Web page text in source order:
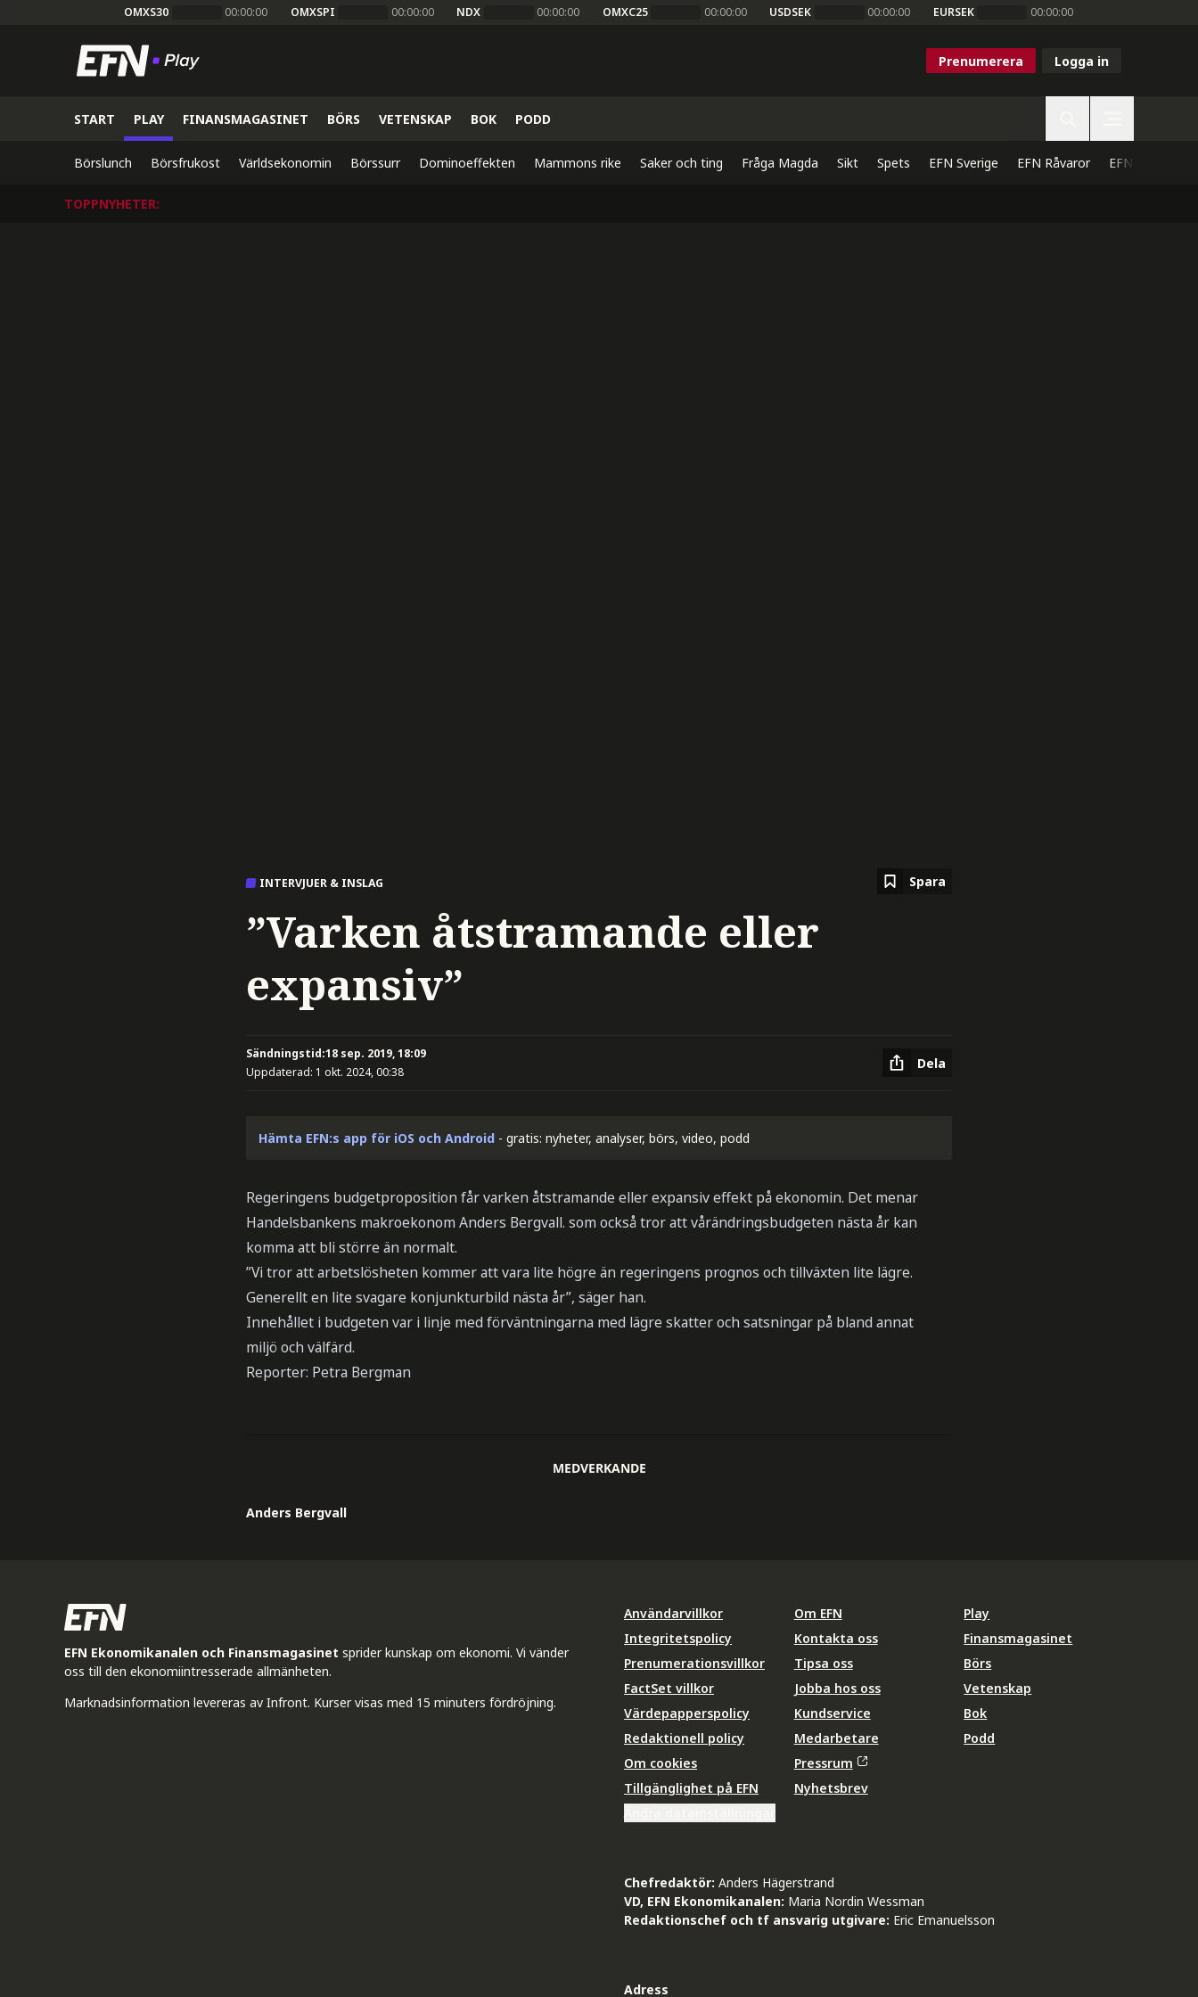
OMXS30 00:00:00 OMXSPI 00:00:00 NDX 00:00:00 OMXC25 00:00:00 USDSEK 00:00:00 EURSEK 00:00:00
Prenumerera Logga in
START PLAY FINANSMAGASINET BÖRS VETENSKAP BOK PODD
Börslunch Börsfrukost Världsekonomin Börssurr Dominoeffekten Mammons rike Saker och ting Fråga Magda Sikt Spets EFN Sverige EFN Råvaror EFN Direkt
TOPPNYHETER:
INTERVJUER & INSLAG Spara
”Varken åtstramande eller
expansiv”
Sändningstid:18 sep. 2019, 18:09
Uppdaterad: 1 okt. 2024, 00:38
Dela
Hämta EFN:s app för iOS och Android - gratis: nyheter, analyser, börs, video, podd
Regeringens budgetproposition får varken åtstramande eller expansiv effekt på ekonomin. Det menar
Handelsbankens makroekonom Anders Bergvall. som också tror att vårändringsbudgeten nästa år kan
komma att bli större än normalt.
”Vi tror att arbetslösheten kommer att vara lite högre än regeringens prognos och tillväxten lite lägre.
Generellt en lite svagare konjunkturbild nästa år”, säger han.
Innehållet i budgeten var i linje med förväntningarna med lägre skatter och satsningar på bland annat
miljö och välfärd.
Reporter: Petra Bergman
MEDVERKANDE
Anders Bergvall
EFN Ekonomikanalen och Finansmagasinet sprider kunskap om ekonomi. Vi vänder
oss till den ekonomiintresserade allmänheten.
Marknadsinformation levereras av Infront. Kurser visas med 15 minuters fördröjning.
Användarvillkor
Integritetspolicy
Prenumerationsvillkor
FactSet villkor
Värdepapperspolicy
Redaktionell policy
Om cookies
Tillgänglighet på EFN
Om EFN
Kontakta oss
Tipsa oss
Jobba hos oss
Kundservice
Medarbetare
Pressrum
Nyhetsbrev
Play
Finansmagasinet
Börs
Vetenskap
Bok
Podd
Chefredaktör: Anders Hägerstrand
VD, EFN Ekonomikanalen: Maria Nordin Wessman
Redaktionschef och tf ansvarig utgivare: Eric Emanuelsson
Adress